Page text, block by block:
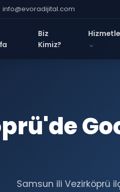
info@evoradijital.com
Biz
Kimiz?
Samsun ili Vezirköprü